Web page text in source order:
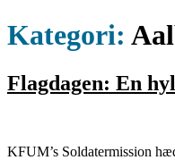
Kategori:
Flagdagen: En
KFUM’s Soldatermission